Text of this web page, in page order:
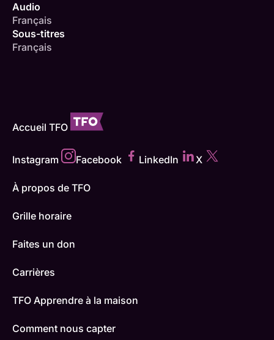
Audio
Français
Sous-titres
Français
Accueil TFO
Instagram Facebook LinkedIn X
À propos de TFO
Grille horaire
Faites un don
Carrières
TFO Apprendre à la maison
Comment nous capter